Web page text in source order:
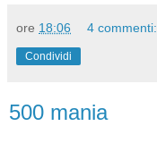
ore 18:06 4 commenti:
Condividi
500 mania